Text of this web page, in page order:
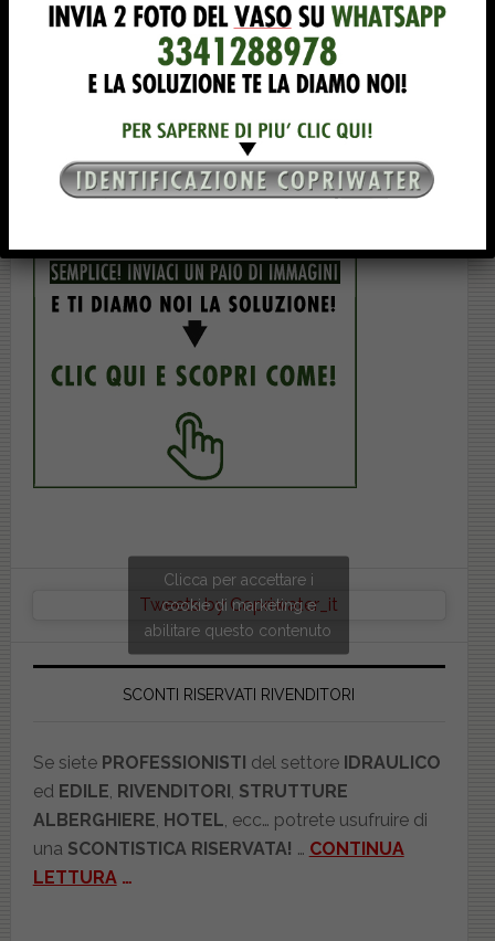
Tweets by Copriwater_it
Clicca per accettare i
cookie di marketing e
abilitare questo contenuto
SCONTI RISERVATI RIVENDITORI
Se siete PROFESSIONISTI del settore IDRAULICO
ed EDILE RIVENDITORI STRUTTURE
ALBERGHIERE HOTEL , ecc… potrete usufruire di
una SCONTISTICA RISERVATA! … CONTINUA
LETTURA …